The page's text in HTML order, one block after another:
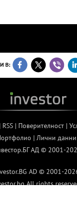
В:
| RSS| Поверителност|
| Лични данни
АД © 2001-
AD © 2001-
All rights